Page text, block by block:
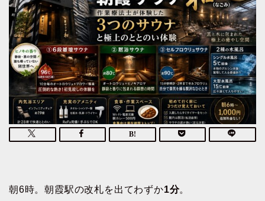
朝6時。朝霞駅の改札を出てわずか1分。